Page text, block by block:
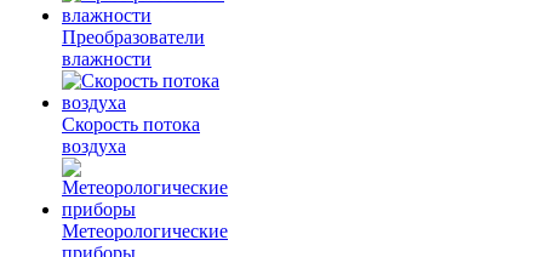
Преобразователи
влажности
Скорость потока
воздуха
Метеорологические
приборы